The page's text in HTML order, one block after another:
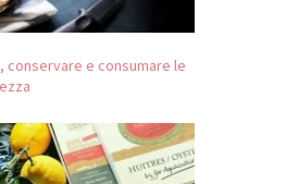
conservare e consumare le